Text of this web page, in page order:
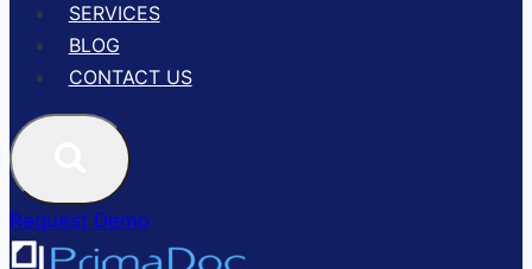
SERVICES
BLOG
CONTACT US
Request Demo